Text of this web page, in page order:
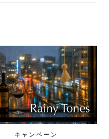
キャンペーン